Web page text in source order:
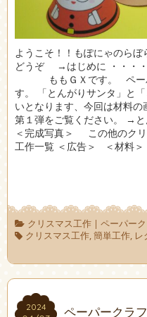
ようこそ！！もぽにゃのら
どうぞ →はじめに ・・・・
ももＧＸです。 ペーパ
す。 「とんがりサンタ」と
いとなります、今回は材料
第１弾をご覧ください。 →
＜完成写真＞ この他のク
工作一覧 ＜広告＞ ＜材料
クリスマス工作| ペーパー
クリスマス工作,簡単工作, レ
2024
2024
ペーパークラ